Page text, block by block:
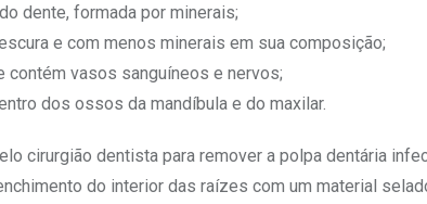
dente, formada por minerais;
e com menos minerais em sua composição;
contém vasos sanguíneos e nervos;
dos ossos da mandíbula e do maxilar.
cirurgião dentista para remover a polpa dentária
do interior das raízes com um material